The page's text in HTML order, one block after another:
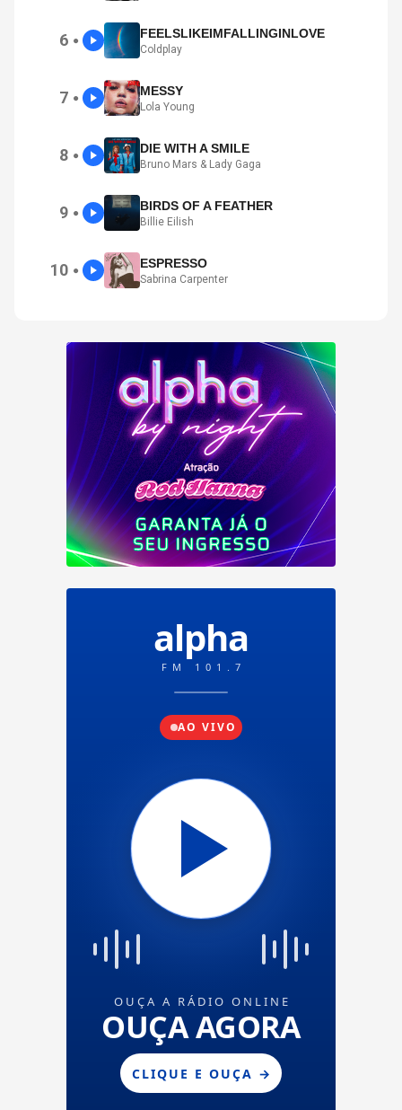
6 ● FEELSLIKEIMFALLINGINLOVE
Coldplay
7 ● MESSY
Lola Young
8 ● DIE WITH A SMILE
Bruno Mars & Lady Gaga
9 ● BIRDS OF A FEATHER
Billie Eilish
10 ● ESPRESSO
Sabrina Carpenter